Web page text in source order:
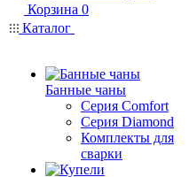
Корзина 0
Каталог
Банные чаны
Серия Comfort
Серия Diamond
Комплекты для
сварки